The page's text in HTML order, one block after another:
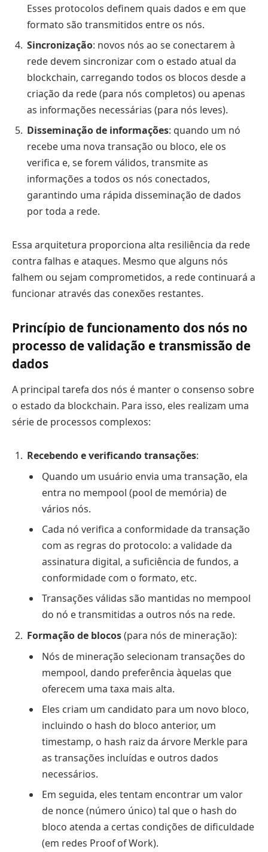
Esses protocolos definem quais dados e em que
formato são transmitidos entre os nós.
Sincronização: novos nós ao se conectarem à
rede devem sincronizar com o estado atual da
blockchain, carregando todos os blocos desde a
criação da rede (para nós completos) ou apenas
as informações necessárias (para nós leves).
Disseminação de informações: quando um nó
recebe uma nova transação ou bloco, ele os
verifica e, se forem válidos, transmite as
informações a todos os nós conectados,
garantindo uma rápida disseminação de dados
por toda a rede.
Essa arquitetura proporciona alta resiliência da rede
contra falhas e ataques. Mesmo que alguns nós
falhem ou sejam comprometidos, a rede continuará a
funcionar através das conexões restantes.
Princípio de funcionamento dos nós no
processo de validação e transmissão de
dados
A principal tarefa dos nós é manter o consenso sobre
o estado da blockchain. Para isso, eles realizam uma
série de processos complexos:
Recebendo e verificando transações:
Quando um usuário envia uma transação, ela
entra no mempool (pool de memória) de
vários nós.
Cada nó verifica a conformidade da transação
com as regras do protocolo: a validade da
assinatura digital, a suficiência de fundos, a
conformidade com o formato, etc.
Transações válidas são mantidas no mempool
do nó e transmitidas a outros nós na rede.
Formação de blocos(para nós de mineração):
Nós de mineração selecionam transações do
mempool, dando preferência àquelas que
oferecem uma taxa mais alta.
Eles criam um candidato para um novo bloco,
incluindo o hash do bloco anterior, um
timestamp, o hash raiz da árvore Merkle para
as transações incluídas e outros dados
necessários.
Em seguida, eles tentam encontrar um valor
de nonce (número único) tal que o hash do
bloco atenda a certas condições de dificuldade
(em redes Proof of Work).